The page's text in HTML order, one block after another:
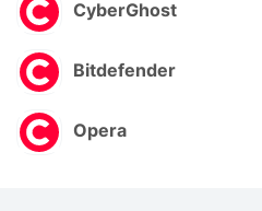
CyberGhost
Bitdefender
Opera